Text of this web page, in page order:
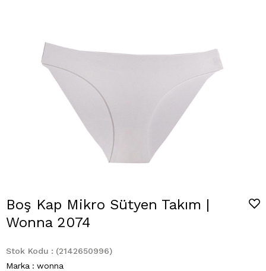
Boş Kap Mikro Sütyen Takım |
Wonna 2074
Stok Kodu
(2142650996)
Marka : wonna